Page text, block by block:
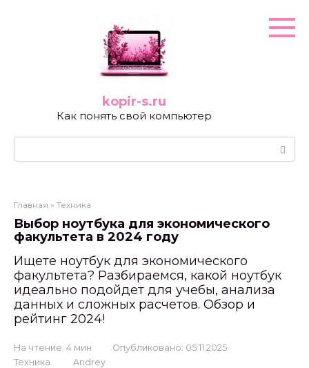
kopir-s.ru
Как понять свой компьютер
Главная » Техника
Выбор ноутбука для экономического
факультета в 2024 году
Ищете ноутбук для экономического
факультета? Разбираемся, какой ноутбук
идеально подойдет для учебы, анализа
данных и сложных расчетов. Обзор и
рейтинг 2024!
На чтение: 4 мин Опубликовано: 05.11.2025
Техника
Andrey